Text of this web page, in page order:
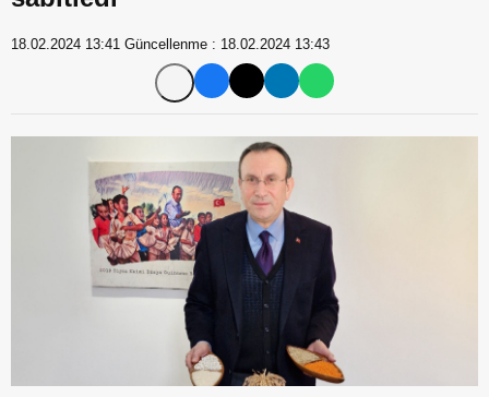
18.02.2024 13:41 Güncellenme : 18.02.2024 13:43